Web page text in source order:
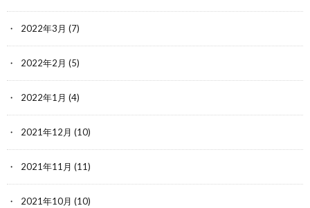
2022年3月 (7)
2022年2月 (5)
2022年1月 (4)
2021年12月 (10)
2021年11月 (11)
2021年10月 (10)